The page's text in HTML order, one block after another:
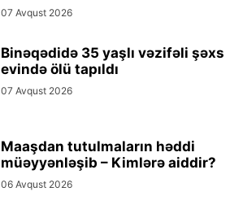
07 Avqust 2026
Binəqədidə 35 yaşlı vəzifəli şəxs
evində ölü tapıldı
07 Avqust 2026
Maaşdan tutulmaların həddi
müəyyənləşib – Kimlərə aiddir?
06 Avqust 2026